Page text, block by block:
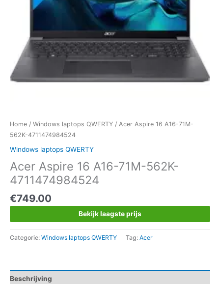
Home / Windows laptops QWERTY / Acer Aspire 16 A16-71M-
562K-4711474984524
Windows laptops QWERTY
Acer Aspire 16 A16-71M-562K-
4711474984524
€749.00
Bekijk laagste prijs
Categorie: Windows laptops QWERTY Tag: Acer
Beschrijving